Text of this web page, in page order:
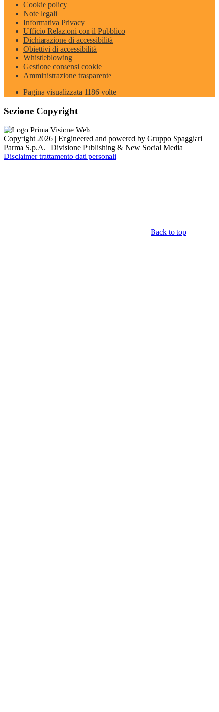
Cookie policy
Note legali
Informativa Privacy
Ufficio Relazioni con il Pubblico
Dichiarazione di accessibilità
Obiettivi di accessibilità
Whistleblowing
Gestione consensi cookie
Amministrazione trasparente
Pagina visualizzata 1186 volte
Sezione Copyright
Copyright 2026 | Engineered and powered by Gruppo Spaggiari
Parma S.p.A. | Divisione Publishing & New Social Media
Disclaimer trattamento dati personali
Back to top